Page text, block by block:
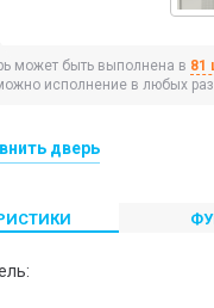
может быть выполнена в 81
исполнение в любых
дверь